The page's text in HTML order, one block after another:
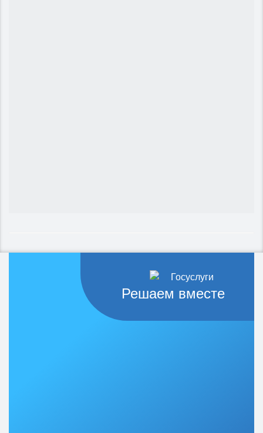
Решаем вместе